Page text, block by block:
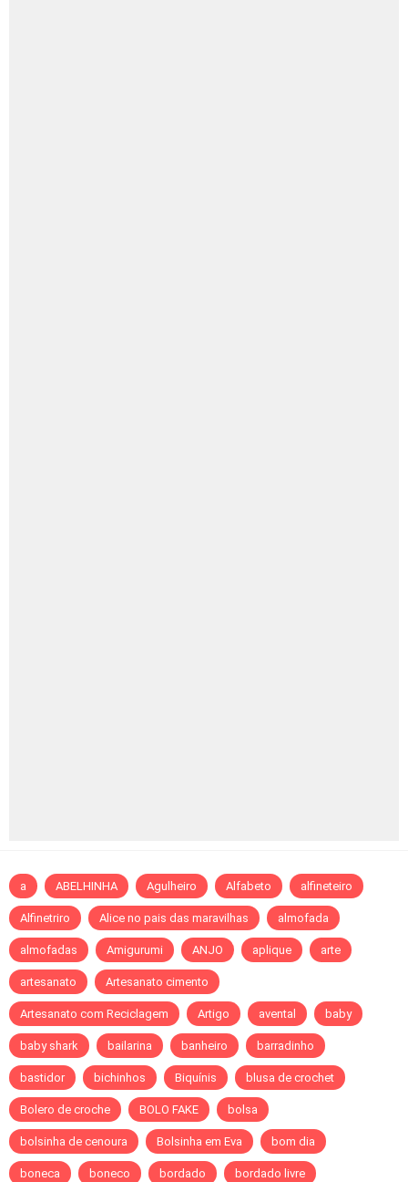
a ABELHINHA Agulheiro Alfabeto alfineteiro
Alfinetriro Alice no pais das maravilhas almofada
almofadas Amigurumi ANJO aplique arte
artesanato Artesanato cimento
Artesanato com Reciclagem Artigo avental baby
baby shark bailarina banheiro barradinho
bastidor bichinhos Biquínis blusa de crochet
Bolero de croche BOLO FAKE bolsa
bolsinha de cenoura Bolsinha em Eva bom dia
boneca boneco bordado bordado livre